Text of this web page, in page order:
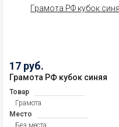
17 руб.
Грамота РФ кубок синяя
Товар
Грамота
Место
Без места